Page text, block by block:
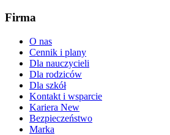
Firma
O nas
Cennik i plany
Dla nauczycieli
Dla rodziców
Dla szkół
Kontakt i wsparcie
Kariera New
Bezpieczeństwo
Marka